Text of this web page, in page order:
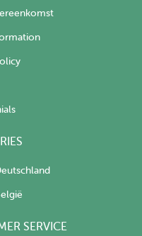
SERVICE